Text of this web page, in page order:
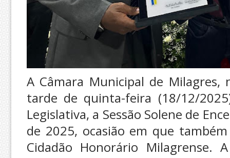
A Câmara Municipal de Milagres,
tarde de quinta-feira (18/12/
Legislativa, a Sessão Solene de
de 2025, ocasião em que
Cidadão Honorário Milagrense.